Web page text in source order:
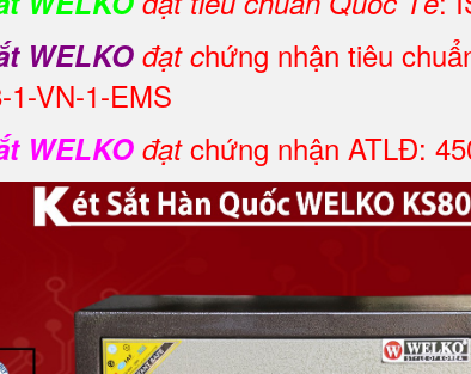
WELKO đạt chứng nhận tiêu
1-VN-1-EMS
WELKO đạtchứng nhận ATLĐ: